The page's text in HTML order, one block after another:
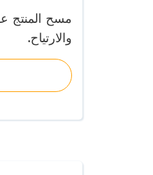
مسح المنتج
والارتياح.